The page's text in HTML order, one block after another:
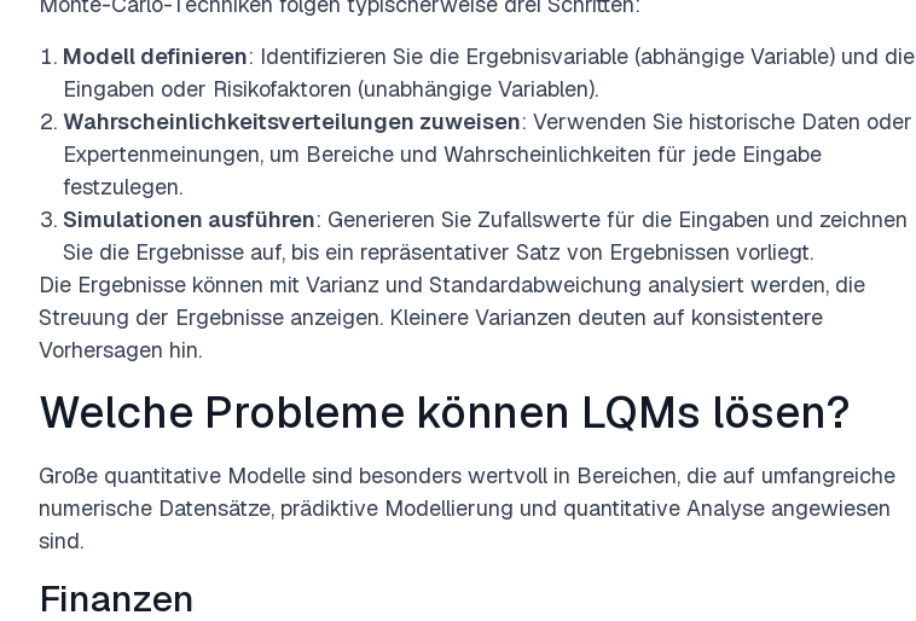
Modell definieren: Identifizieren Sie die Ergebnisvariable (abhängige Variable) und die
Eingaben oder Risikofaktoren (unabhängige Variablen).
Wahrscheinlichkeitsverteilungen zuweisen: Verwenden Sie historische Daten oder
Expertenmeinungen, um Bereiche und Wahrscheinlichkeiten für jede Eingabe
festzulegen.
Simulationen ausführen: Generieren Sie Zufallswerte für die Eingaben und zeichnen
Sie die Ergebnisse auf, bis ein repräsentativer Satz von Ergebnissen vorliegt.
Die Ergebnisse können mit Varianz und Standardabweichung analysiert werden, die
Streuung der Ergebnisse anzeigen. Kleinere Varianzen deuten auf konsistentere
Vorhersagen hin.
Welche Probleme können LQMs lösen?
Große quantitative Modelle sind besonders wertvoll in Bereichen, die auf umfangreiche
numerische Datensätze, prädiktive Modellierung und quantitative Analyse angewiesen
sind.
Finanzen